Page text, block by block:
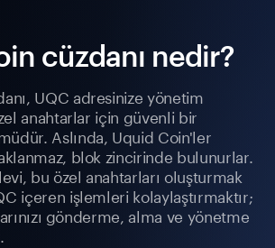
cüzdanı nedir?
UQC adresinize yönetim
anahtarlar için güvenli bir
Aslında, Uquid Coin'ler
blok zincirinde bulunurlar.
bu özel anahtarları oluşturmak
içeren işlemleri kolaylaştırmaktır;
gönderme, alma ve yönetme